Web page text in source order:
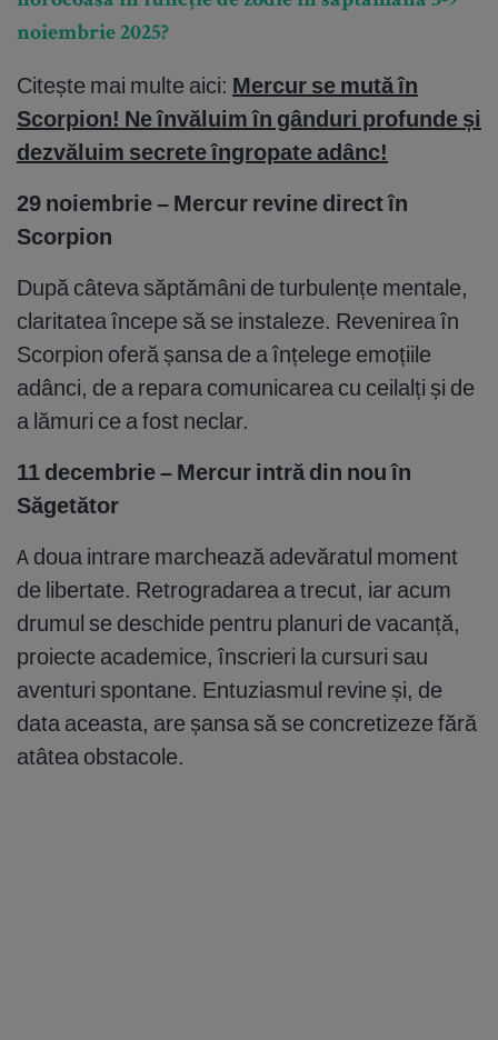
noiembrie 2025?
Citește mai multe aici: Mercur se mută în
Scorpion! Ne învăluim în gânduri profunde și
dezvăluim secrete îngropate adânc!
29 noiembrie – Mercur revine direct în
Scorpion
După câteva săptămâni de turbulențe mentale,
claritatea începe să se instaleze. Revenirea în
Scorpion oferă șansa de a înțelege emoțiile
adânci, de a repara comunicarea cu ceilalți și de
a lămuri ce a fost neclar.
11 decembrie – Mercur intră din nou în
Săgetător
A doua intrare marchează adevăratul moment
de libertate. Retrogradarea a trecut, iar acum
drumul se deschide pentru planuri de vacanță,
proiecte academice, înscrieri la cursuri sau
aventuri spontane. Entuziasmul revine și, de
data aceasta, are șansa să se concretizeze fără
atâtea obstacole.